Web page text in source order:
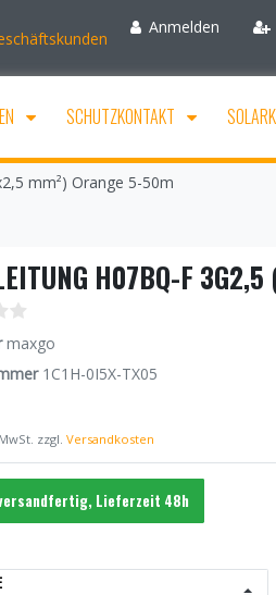
Anmelden
SCHUTZKONTAKT
mm²) Orange 5-50m
H07BQ-F
maxgo
1C1H-0I5X-TX05
zzgl. Versandkosten
Lieferzeit 48h